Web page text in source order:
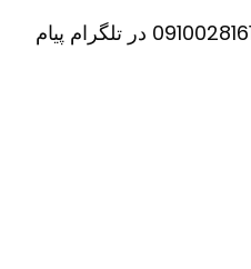
به شماره 09100281611 در تلگرام پیام